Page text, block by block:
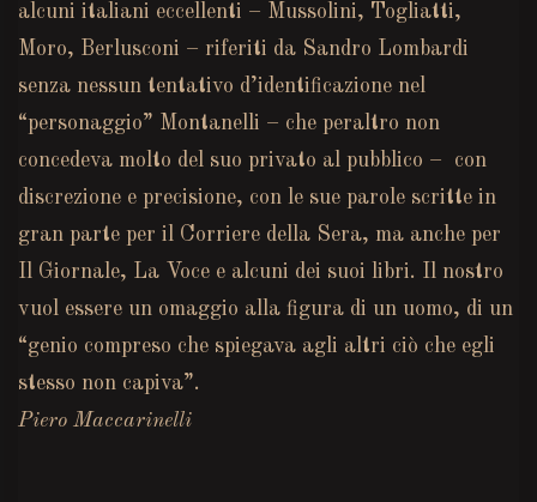
alcuni italiani eccellenti – Mussolini, Togliatti,
Moro, Berlusconi – riferiti da Sandro Lombardi
senza nessun tentativo d’identificazione nel
“personaggio” Montanelli – che peraltro non
concedeva molto del suo privato al pubblico – con
discrezione e precisione, con le sue parole scritte in
gran parte per il Corriere della Sera, ma anche per
Il Giornale, La Voce e alcuni dei suoi libri. Il nostro
vuol essere un omaggio alla figura di un uomo, di un
“genio compreso che spiegava agli altri ciò che egli
stesso non capiva”.
Piero Maccarinelli